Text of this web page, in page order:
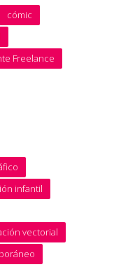
cómic
Freelance
infantil
vectorial